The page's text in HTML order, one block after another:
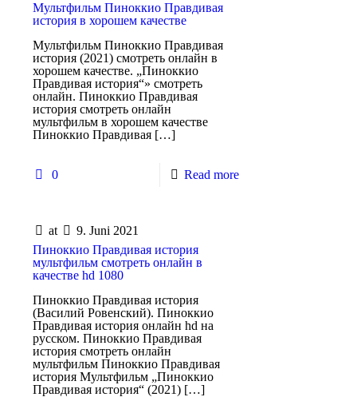
Мультфильм Пиноккио Правдивая
история в хорошем качестве
Мультфильм Пиноккио Правдивая
история (2021) смотреть онлайн в
хорошем качестве. „Пиноккио
Правдивая история“» смотреть
онлайн. Пиноккио Правдивая
история смотреть онлайн
мультфильм в хорошем качестве
Пиноккио Правдивая […]
0 Read more
at
9. Juni 2021
Пиноккио Правдивая история
мультфильм смотреть онлайн в
качестве hd 1080
Пиноккио Правдивая история
(Василий Ровенский). Пиноккио
Правдивая история онлайн hd на
русском. Пиноккио Правдивая
история смотреть онлайн
мультфильм Пиноккио Правдивая
история Мультфильм „Пиноккио
Правдивая история“ (2021) […]